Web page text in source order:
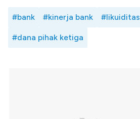
#bank #kinerja bank #likuiditas
#dana pihak ketiga